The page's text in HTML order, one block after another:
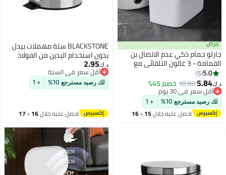
عرض
جارلو حمام ذكي عدم الاتصال بن
القمامة - 3 غالون التلقائي مع
غطاء استشعار الحركة الكهربائية
للماء ضيق بن القمامة ، تنطبق على
المطبخ ، المكتب ، غرفة المعيشة ،
حمام ، غرفة نوم ، أبيض
5.0
5
د.ك‏5.84
10.80خصم 45%
أقل سعر في 30 يوم
أقل سعر في 30 يوم
لك رصيد مسترجع 10% + 1
احصل عليه خلال 15 - 16
BLACKSTONE سلة مهملات بيدل
بدون استخدام اليدين من الفولاذ
المقاوم للصدأ سعة 5 لتر مع غطاء
ناعم الإغلاق ومقاومة للصدأ
د.ك‏2.95
أقل سعر في السنة
أقل سعر في السنة
لك رصيد مسترجع 10% + 1
احصل عليه خلال 16 - 17